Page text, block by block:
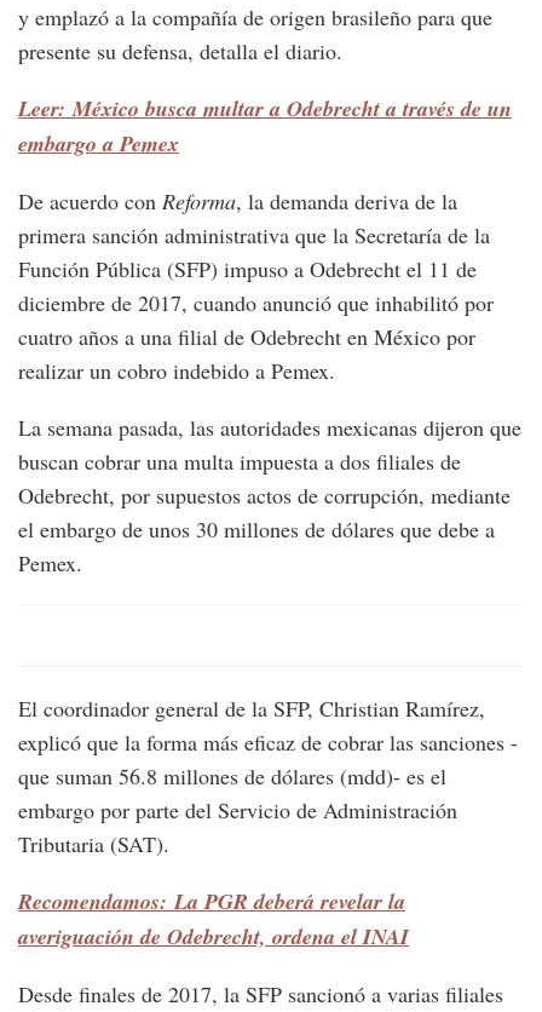
y emplazó a la compañía de origen brasileño para que
presente su defensa, detalla el diario.
Leer: México busca multar a Odebrecht a través de un
embargo a Pemex
De acuerdo con Reforma, la demanda deriva de la
primera sanción administrativa que la Secretaría de la
Función Pública (SFP) impuso a Odebrecht el 11 de
diciembre de 2017, cuando anunció que inhabilitó por
cuatro años a una filial de Odebrecht en México por
realizar un cobro indebido a Pemex.
La semana pasada, las autoridades mexicanas dijeron que
buscan cobrar una multa impuesta a dos filiales de
Odebrecht, por supuestos actos de corrupción, mediante
el embargo de unos 30 millones de dólares que debe a
Pemex.
El coordinador general de la SFP, Christian Ramírez,
explicó que la forma más eficaz de cobrar las sanciones -
que suman 56.8 millones de dólares (mdd)- es el
embargo por parte del Servicio de Administración
Tributaria (SAT).
Recomendamos: La PGR deberá revelar la
averiguación de Odebrecht, ordena el INAI
Desde finales de 2017, la SFP sancionó a varias filiales